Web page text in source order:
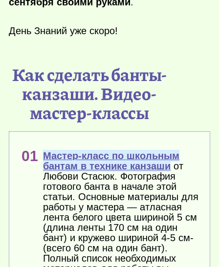
сентября своими руками.
День Знаний уже скоро!
Как сделать банты-
канзаши. Видео-
мастер-классы
Мастер-класс по школьным
бантам в технике канзаши от
Любови Стасюк. Фотография
готового банта в начале этой
статьи. Основные материалы для
работы у мастера — атласная
лента белого цвета шириной 5 см
(длина ленты 170 см на один
бант) и кружево шириной 4-5 см-
(всего 60 см на один бант).
Полный список необходимых